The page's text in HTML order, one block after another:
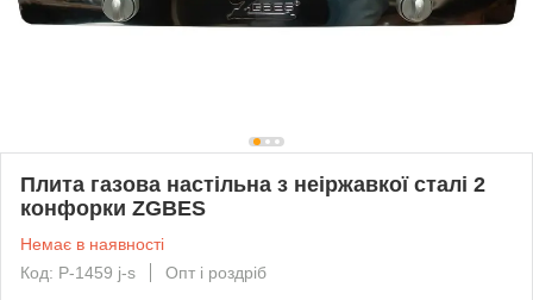
Плита газова настільна з неіржавкої сталі 2
конфорки ZGBES
Немає в наявності
Код: P-1459 j-s
Опт і роздріб